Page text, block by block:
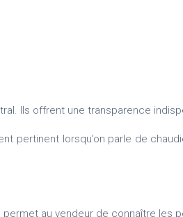
Ils offrent une transparence
pertinent lorsqu’on parle de
au vendeur de connaître